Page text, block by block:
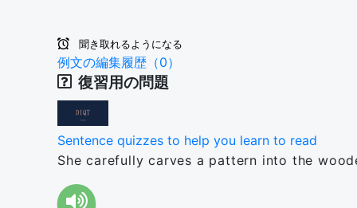
聞き取れるようになる
例文の編集履歴（0）
復習用の問題
Sentence quizzes to help you learn to read
She carefully carves a pattern into the